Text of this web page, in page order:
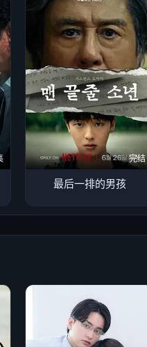
完结
最后一排的男孩